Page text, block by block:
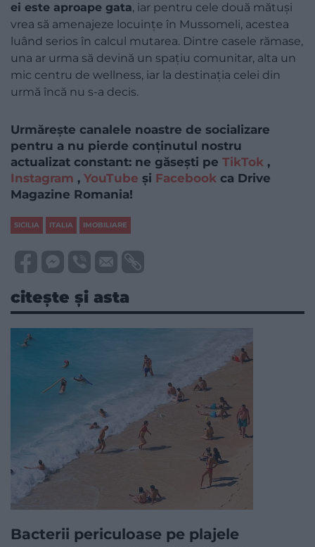
ei este aproape gata, iar pentru cele două mătuși
vrea să amenajeze locuințe în Mussomeli, acestea
luând serios în calcul mutarea. Dintre casele rămase,
una ar urma să devină un spațiu comunitar, alta un
mic centru de wellness, iar la destinația celei din
urmă încă nu s-a decis.
Urmărește canalele noastre de socializare
pentru a nu pierde conținutul nostru
actualizat constant: ne găsești pe TikTok ,
Instagram , YouTube și Facebook ca Drive
Magazine Romania!
SICILIA ITALIA IMOBILIARE
citește și asta
Bacterii periculoase pe plajele